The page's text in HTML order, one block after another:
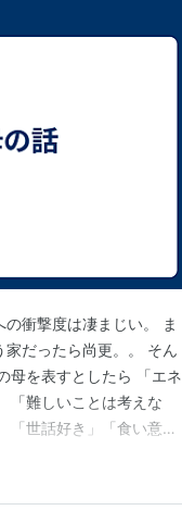
衝撃度は凄まじい。 ま
だったら尚更。。 そん
母を表すとしたら 「エネ
「難しいことは考えな
「世話好き」「食い意地
、転移が見つかった夜